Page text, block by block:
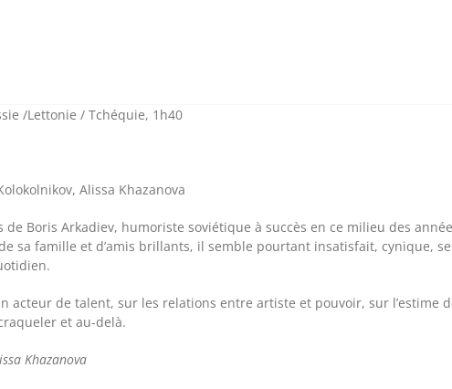
/Lettonie / Tchéquie, 1h40
Alissa Khazanova
Boris Arkadiev, humoriste soviétique à succès en ce milieu des
sa famille et d’amis brillants, il semble pourtant insatisfait, cynique,
acteur de talent, sur les relations entre artiste et pouvoir, sur l’estime
et au-delà.
Khazanova